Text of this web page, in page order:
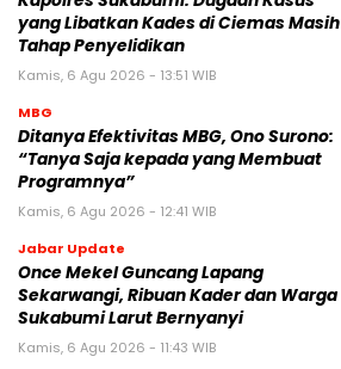
yang Libatkan Kades di Ciemas Masih
Tahap Penyelidikan
Kamis, 6 Agu 2026 - 13:51 WIB
MBG
‎Ditanya Efektivitas MBG, Ono Surono:
“Tanya Saja kepada yang Membuat
Programnya”‎
Kamis, 6 Agu 2026 - 12:41 WIB
Jabar Update
Once Mekel Guncang Lapang
Sekarwangi, Ribuan Kader dan Warga
Sukabumi Larut Bernyanyi
Kamis, 6 Agu 2026 - 11:43 WIB